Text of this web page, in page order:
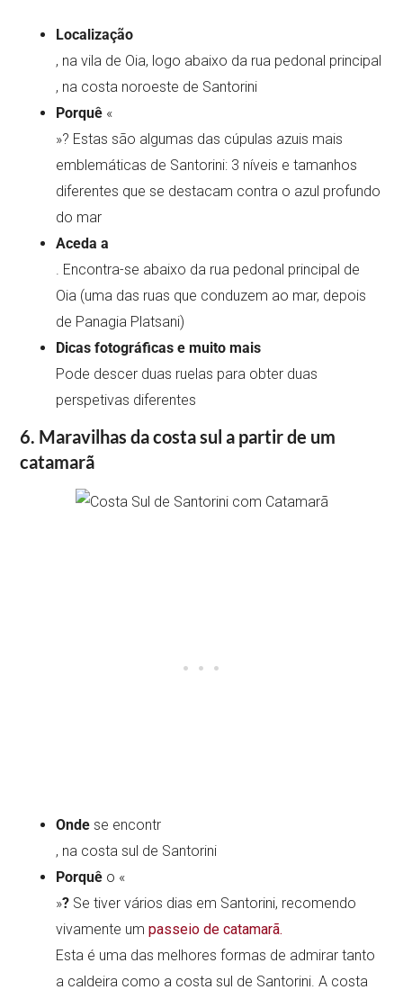
Localização
, na vila de Oia, logo abaixo da rua pedonal principal
, na costa noroeste de Santorini
Porquê «
»? Estas são algumas das cúpulas azuis mais
emblemáticas de Santorini: 3 níveis e tamanhos
diferentes que se destacam contra o azul profundo
do mar
Aceda a
. Encontra-se abaixo da rua pedonal principal de
Oia (uma das ruas que conduzem ao mar, depois
de Panagia Platsani)
Dicas fotográficas e muito mais
Pode descer duas ruelas para obter duas
perspetivas diferentes
6. Maravilhas da costa sul a partir de um
catamarã
Onde se encontr
, na costa sul de Santorini
Porquê o «
»? Se tiver vários dias em Santorini, recomendo
vivamente umpasseio de catamarã.
Esta é uma das melhores formas de admirar tanto
a caldeira como a costa sul de Santorini. A costa